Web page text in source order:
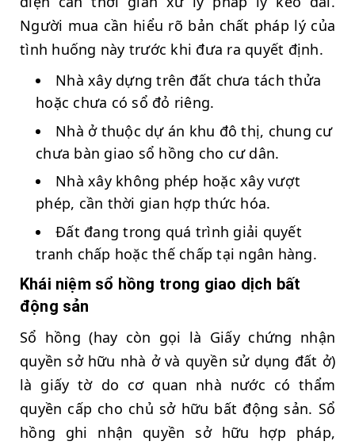
Người mua cần hiểu rõ bản chất pháp lý của
tình huống này trước khi đưa ra quyết định.
Nhà xây dựng trên đất chưa tách thửa
hoặc chưa có sổ đỏ riêng.
Nhà ở thuộc dự án khu đô thị, chung cư
chưa bàn giao sổ hồng cho cư dân.
Nhà xây không phép hoặc xây vượt
phép, cần thời gian hợp thức hóa.
Đất đang trong quá trình giải quyết
tranh chấp hoặc thế chấp tại ngân hàng.
Khái niệm sổ hồng trong giao dịch bất
động sản
Sổ hồng (hay còn gọi là Giấy chứng nhận
quyền sở hữu nhà ở và quyền sử dụng đất ở)
là giấy tờ do cơ quan nhà nước có thẩm
quyền cấp cho chủ sở hữu bất động sản. Sổ
hồng ghi nhận quyền sở hữu hợp pháp,